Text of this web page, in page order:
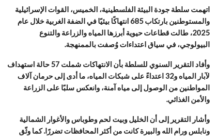
اتهمت سلطة جودة البيئة الفلسطينية، الخميس، القوات الإسرائيلية
والمستوطنين بارتكاب 685 انتهاكًا بيئيًا في الضفة الغربية خلال عام
2025، طالت قطاعات حيوية أبرزها المياه والزراعة والتنوع
البيولوجي، في سياق اعتداءات وُصفت بالممنهجة.
وأفاد التقرير السنوي للسلطة بأن الانتهاكات شملت 57 حالة استهداف
لآبار المياه و32 اعتداءً على شبكات المياه، ما أدى إلى حرمان آلاف
المواطنين من الوصول إلى مياه آمنة، وانعكس سلبًا على الزراعة
والأمن الغذائي.
وأشار التقرير إلى أن الخليل وبيت لحم وطوباس والأغوار الشمالية
ونابلس ورام الله والبيرة كانت من أكثر المحافظات تضررًا. كما وثّق